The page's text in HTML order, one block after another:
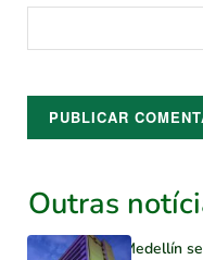
Outras
Medellín